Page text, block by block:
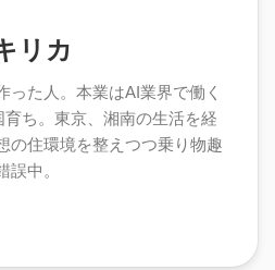
リカ
った人。本業はAI業界で働く
ち。東京、湘南の生活を経
の住環境を整えつつ乗り物趣
中。